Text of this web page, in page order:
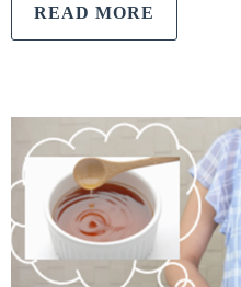
READ MORE